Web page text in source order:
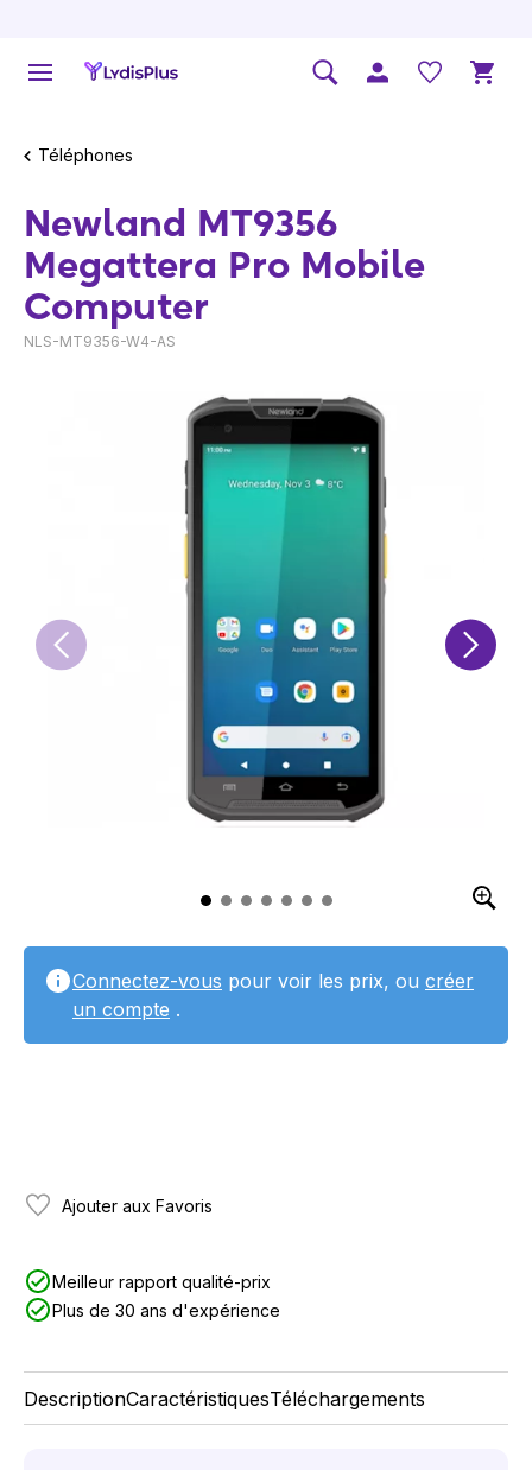
Téléphones
Newland MT9356
Megattera Pro Mobile
Computer
NLS-MT9356-W4-AS
Connectez-vous pour voir les prix, ou créer
un compte .
Ajouter aux Favoris
Meilleur rapport qualité-prix
Plus de 30 ans d'expérience
DescriptionCaractéristiquesTéléchargements